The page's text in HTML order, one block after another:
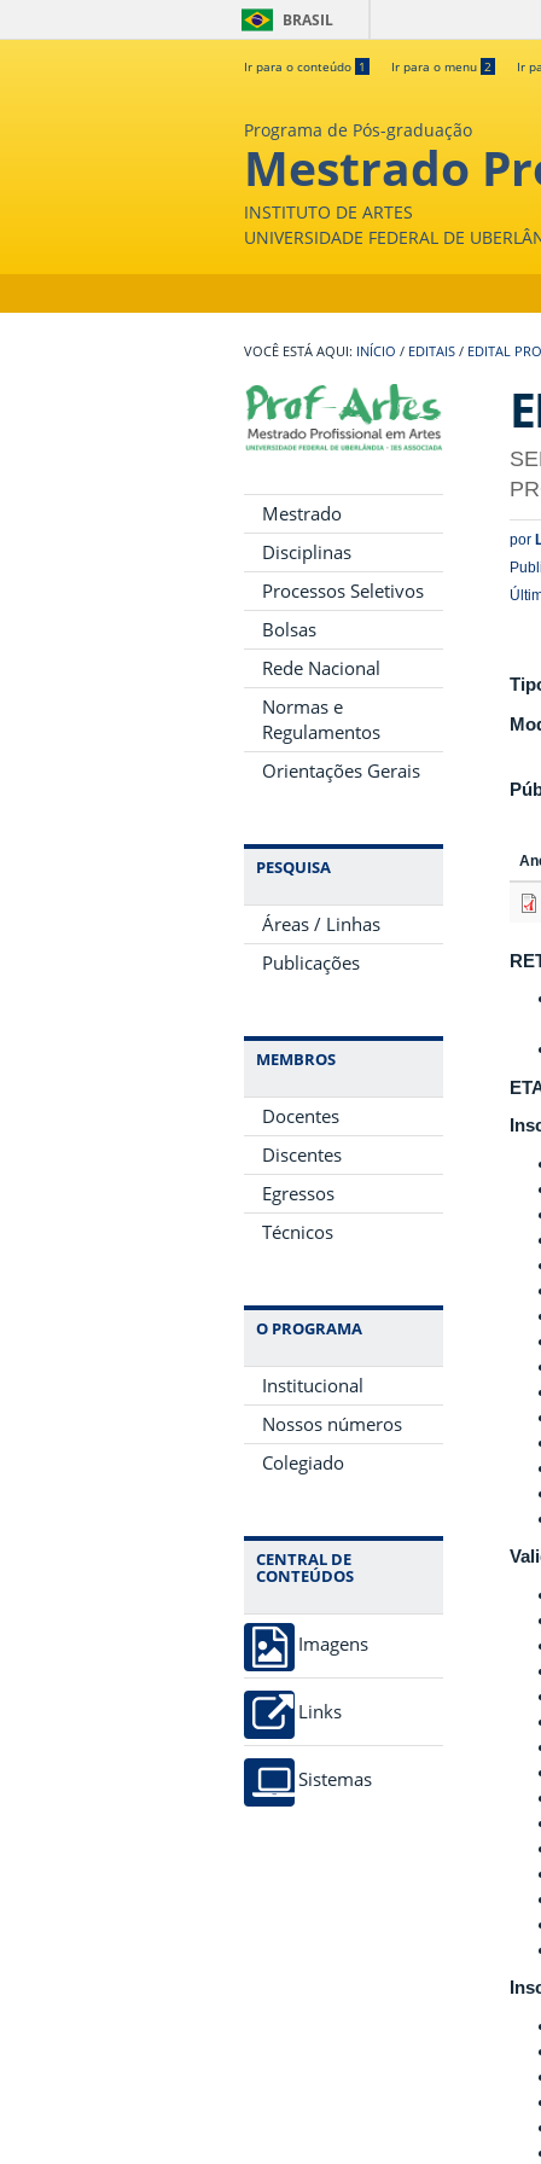
BRASIL
Ir para o conteúdo 1 Ir para o menu 2 Ir
Programa de Pós-graduação
Mestrado
INSTITUTO DE ARTES
UNIVERSIDADE FEDERAL DE
INÍCIO / EDITAIS / EDITAL
Mestrado
Disciplinas
Processos Seletivos
Bolsas
Rede Nacional
Normas e
Regulamentos
Orientações Gerais
PESQUISA
Áreas / Linhas
Publicações
MEMBROS
Docentes
Discentes
Egressos
Técnicos
O PROGRAMA
Institucional
Nossos números
Colegiado
CENTRAL DE
CONTEÚDOS
Imagens
Links
Sistemas
por